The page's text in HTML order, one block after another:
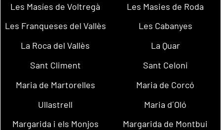
Les Masíes de Voltregà
Les Masies de Roda
Les Franqueses del Vallès
Les Cabanyes
La Roca del Vallès
La Quar
Sant Climent
Sant Celoni
Maria de Martorelles
Maria de Corcó
Ullastrell
Maria d´Oló
Margarida i els Monjos
Margarida de Montbui